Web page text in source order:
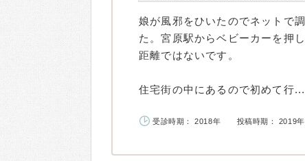
娘が風邪をひいたのでネットで
た。宮原駅からベビーカーを押
距離ではないです。
住宅街の中にあるので初めて行...
受診時期： 2018年 投稿時期： 2019年